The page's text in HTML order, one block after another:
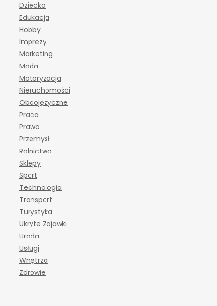
Dziecko
Edukacja
Hobby
Imprezy
Marketing
Moda
Motoryzacja
Nieruchomości
Obcojęzyczne
Praca
Prawo
Przemysł
Rolnictwo
Sklepy
Sport
Technologia
Transport
Turystyka
Ukryte Zajawki
Uroda
Usługi
Wnętrza
Zdrowie